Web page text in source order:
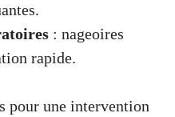
: nageoires
rapide.
pour une intervention